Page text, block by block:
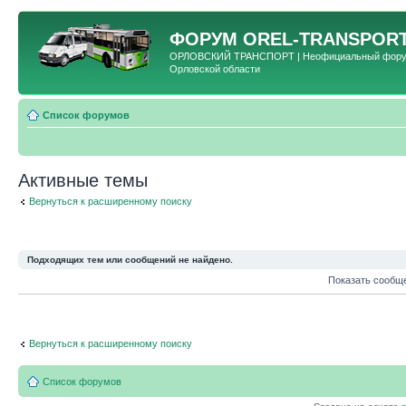
ФОРУМ OREL-
ОРЛОВСКИЙ ТРАНСПОРТ | Неофициальный форум
Орловской области
Список форумов
Активные темы
Вернуться к расширенному поиску
Подходящих тем или сообщений не найдено.
Показать
Вернуться к расширенному поиску
Список форумов